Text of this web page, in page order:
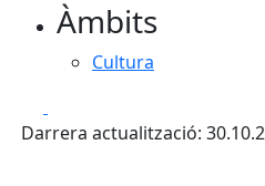
Àmbits
Cultura
Darrera actualització: